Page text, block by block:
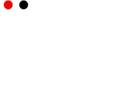
prefieres, también puedes utilizar un